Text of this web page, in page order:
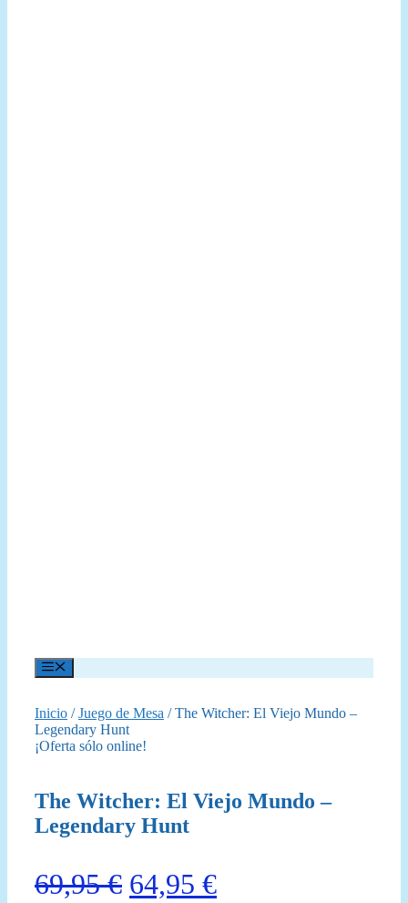
Menú
Inicio /Juego de Mesa / The Witcher: El Viejo Mundo –
Legendary Hunt
¡Oferta sólo online!
The Witcher: El Viejo Mundo –
Legendary Hunt
69,95€ El
64,95 €El